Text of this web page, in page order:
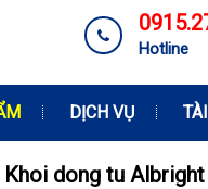
Hotline
DỊCH VỤ
Khoi dong tu